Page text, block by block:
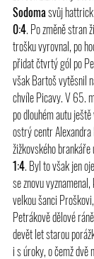
Sodoma svůj
0:4. Po změně stran
trošku vyrovnal, po
přidat čtvrtý gól po
však Bartoš vytěsnil
chvíle Picavy. V 65.
po dlouhém autu
ostrý centr Alexandra
žižkovského
1:4. Byl to však jen
se znovu
velkou šanci
Petrákově dělové
devět let starou
i s úroky, o čemž